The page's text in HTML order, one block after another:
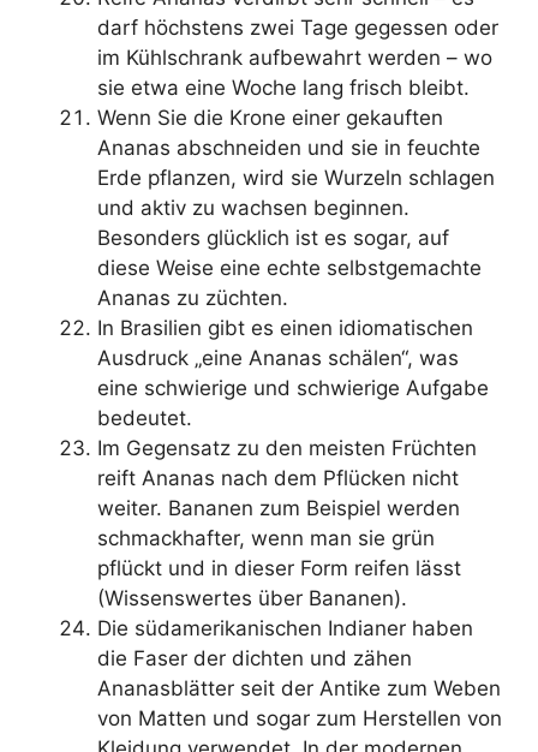
darf höchstens zwei Tage gegessen oder
im Kühlschrank aufbewahrt werden – wo
sie etwa eine Woche lang frisch bleibt.
Wenn Sie die Krone einer gekauften
Ananas abschneiden und sie in feuchte
Erde pflanzen, wird sie Wurzeln schlagen
und aktiv zu wachsen beginnen.
Besonders glücklich ist es sogar, auf
diese Weise eine echte selbstgemachte
Ananas zu züchten.
In Brasilien gibt es einen idiomatischen
Ausdruck „eine Ananas schälen“, was
eine schwierige und schwierige Aufgabe
bedeutet.
Im Gegensatz zu den meisten Früchten
reift Ananas nach dem Pflücken nicht
weiter. Bananen zum Beispiel werden
schmackhafter, wenn man sie grün
pflückt und in dieser Form reifen lässt
(Wissenswertes über Bananen).
Die südamerikanischen Indianer haben
die Faser der dichten und zähen
Ananasblätter seit der Antike zum Weben
von Matten und sogar zum Herstellen von